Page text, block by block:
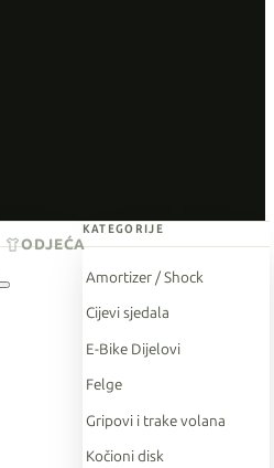
KATEGORIJE
Amortizer / Shock
Cijevi sjedala
E-Bike Dijelovi
Felge
Gripovi i trake volana
Kočioni disk
ODJEĆA